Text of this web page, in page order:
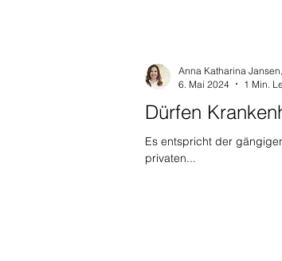
Dürfen
Es entspricht der
privaten...
Anna Katharina
6. Mai 2024
1 Min.